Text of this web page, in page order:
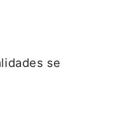
se